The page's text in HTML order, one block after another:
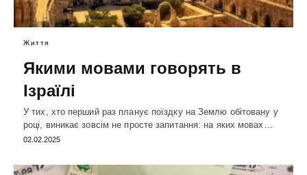
Життя
Якими мовами говорять в
Ізраїлі
У тих, хто перший раз планує поїздку на Землю обітовану у
році, виникає зовсім не просте запитання: на яких мовах…
02.02.2025